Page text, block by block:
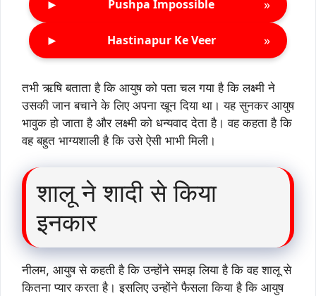
► Pushpa Impossible »
► Hastinapur Ke Veer »
तभी ऋषि बताता है कि आयुष को पता चल गया है कि लक्ष्मी ने
उसकी जान बचाने के लिए अपना खून दिया था। यह सुनकर आयुष
भावुक हो जाता है और लक्ष्मी को धन्यवाद देता है। वह कहता है कि
वह बहुत भाग्यशाली है कि उसे ऐसी भाभी मिली।
शालू ने शादी से किया
इनकार
नीलम, आयुष से कहती है कि उन्होंने समझ लिया है कि वह शालू से
कितना प्यार करता है। इसलिए उन्होंने फैसला किया है कि आयुष